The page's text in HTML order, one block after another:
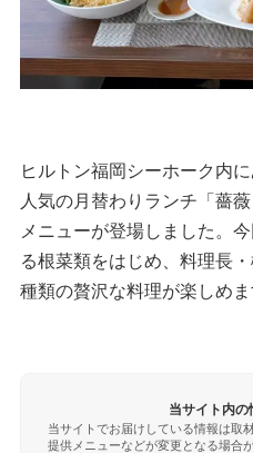
ヒルトン福岡シーホーク内
人気の月替わりランチ「薔
メニューが登場しました。
る根菜類をはじめ、料理長
種類の贅沢な料理が楽しめま
当サイト内の
当サイトでお届けしている情報は取
提供メニューなどが変更となる場合